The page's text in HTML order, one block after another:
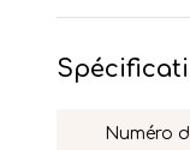
Numéro